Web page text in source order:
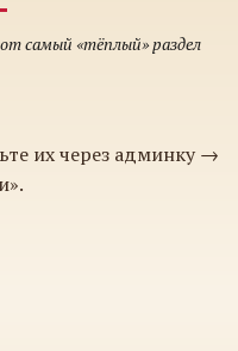
самый «тёплый» раздел
их через админку →